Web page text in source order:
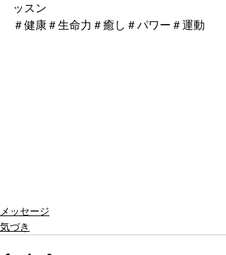
ッスン
＃健康＃生命力＃癒し＃パワー＃運動
メッセージ
気づき